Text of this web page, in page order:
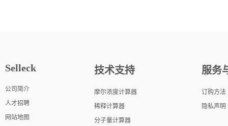
Selleck
公司简介
人才招聘
网站地图
技术支持
摩尔浓度计算器
稀释计算器
分子量计算器
服务
订购方法
隐私声明